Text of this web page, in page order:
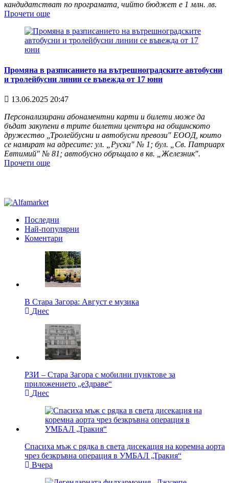
кандидатстват по програмата, чийто бюджет е 1 млн. лв.
Прочети още
Промяна в разписанието на вътрешноградските автобусни
и тролейбусни линии се въвежда от 17 юни
13.06.2025 20:47
Персонализирани абонаментни карти и билети може да
бъдат закупени в трите билетни центъра на общинското
дружество „Тролейбусни и автобусни превози" ЕООД, които
се намират на адресите: ул. „Руски" № 1; бул. „Св. Патриарх
Евтимий" № 81; автобусно обръщало в кв. „Железник".
Прочети още
Последни
Най-популярни
Коментари
В Стара Загора: Август е музика
Днес
РЗИ – Стара Загора с мобилни пунктове за
приложението „еЗдраве“
Днес
Спасиха мъж с рядка в света дисекация на коремна аорта
чрез безкръвна операция в УМБАЛ „Тракия“
Вчера